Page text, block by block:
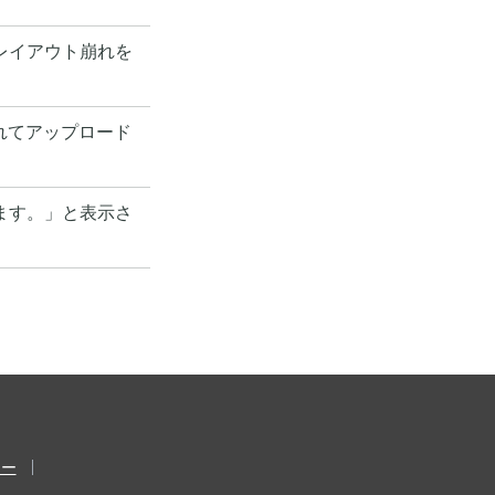
イアウト崩れを
てアップロード
。」と表示さ